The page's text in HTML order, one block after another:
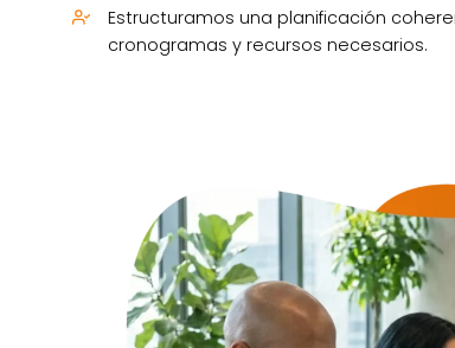
Estructuramos una planificación
cronogramas y recursos necesarios.